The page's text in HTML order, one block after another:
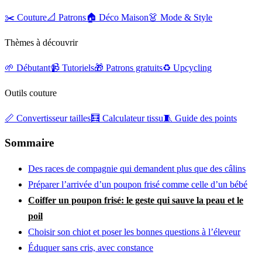
✂️ Couture📐 Patrons🏠 Déco Maison👗 Mode & Style
Thèmes à découvrir
🌱 Débutant📹 Tutoriels🎁 Patrons gratuits♻️ Upcycling
Outils couture
📏 Convertisseur tailles🧮 Calculateur tissu🧵 Guide des points
Sommaire
Des races de compagnie qui demandent plus que des câlins
Préparer l’arrivée d’un poupon frisé comme celle d’un bébé
Coiffer un poupon frisé: le geste qui sauve la peau et le
poil
Choisir son chiot et poser les bonnes questions à l’éleveur
Éduquer sans cris, avec constance